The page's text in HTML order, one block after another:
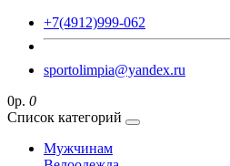
+7(4912)999-062
sportolimpia@yandex.ru
0р. 0
Список категорий
Мужчинам